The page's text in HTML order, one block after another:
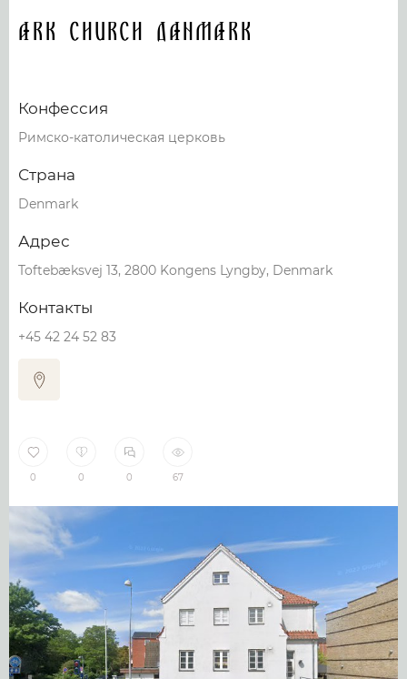
Ark Church Danmark
Конфессия
Римско-католическая церковь
Страна
Denmark
Адрес
Toftebæksvej 13, 2800 Kongens Lyngby, Denmark
Контакты
+45 42 24 52 83
0 0 0 67